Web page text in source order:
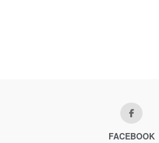
FACEBOOK